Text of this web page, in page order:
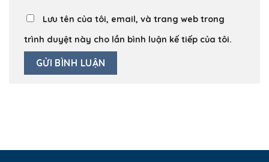
Lưu tên của tôi, email, và trang web trong
trình duyệt này cho lần bình luận kế tiếp của tôi.